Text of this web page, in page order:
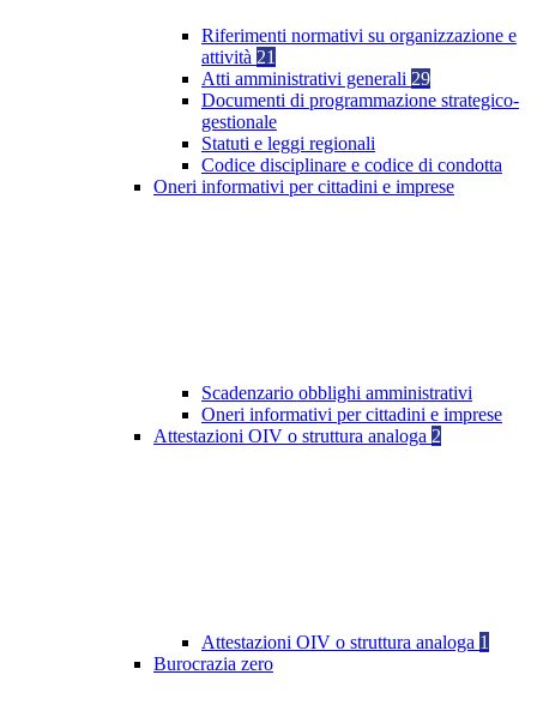
Riferimenti normativi su organizzazione e
attività 21
Atti amministrativi generali 29
Documenti di programmazione strategico-
gestionale
Statuti e leggi regionali
Codice disciplinare e codice di condotta
Oneri informativi per cittadini e imprese
Scadenzario obblighi amministrativi
Oneri informativi per cittadini e imprese
Attestazioni OIV o struttura analoga 2
Attestazioni OIV o struttura analoga 1
Burocrazia zero